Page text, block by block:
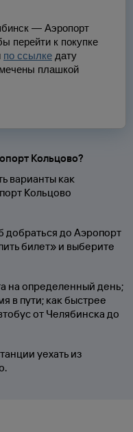
— Аэропорт
перейти к покупке
по ссылке дату
плашкой
Кольцово?
варианты как
Кольцово
добраться до Аэропорт
билет» и выберите
на определенный день;
в пути; как быстрее
от Челябинска до
уехать из